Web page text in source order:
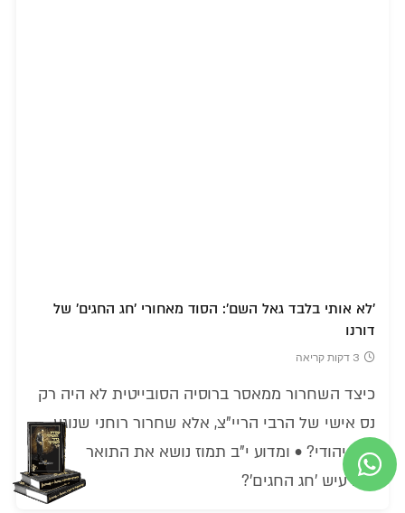
'לא אותי בלבד גאל השם': הסוד מאחורי 'חג החגים' של
דורנו
3 דקות קריאה
כיצד השחרור ממאסר ברוסיה הסובייטית לא היה רק
נס אישי של הרבי הריי"צ, אלא שחרור רוחני שנוגע
לכל יהודי? • ומדוע י"ב תמוז נושא את התואר
המרעיש 'חג החגים'?